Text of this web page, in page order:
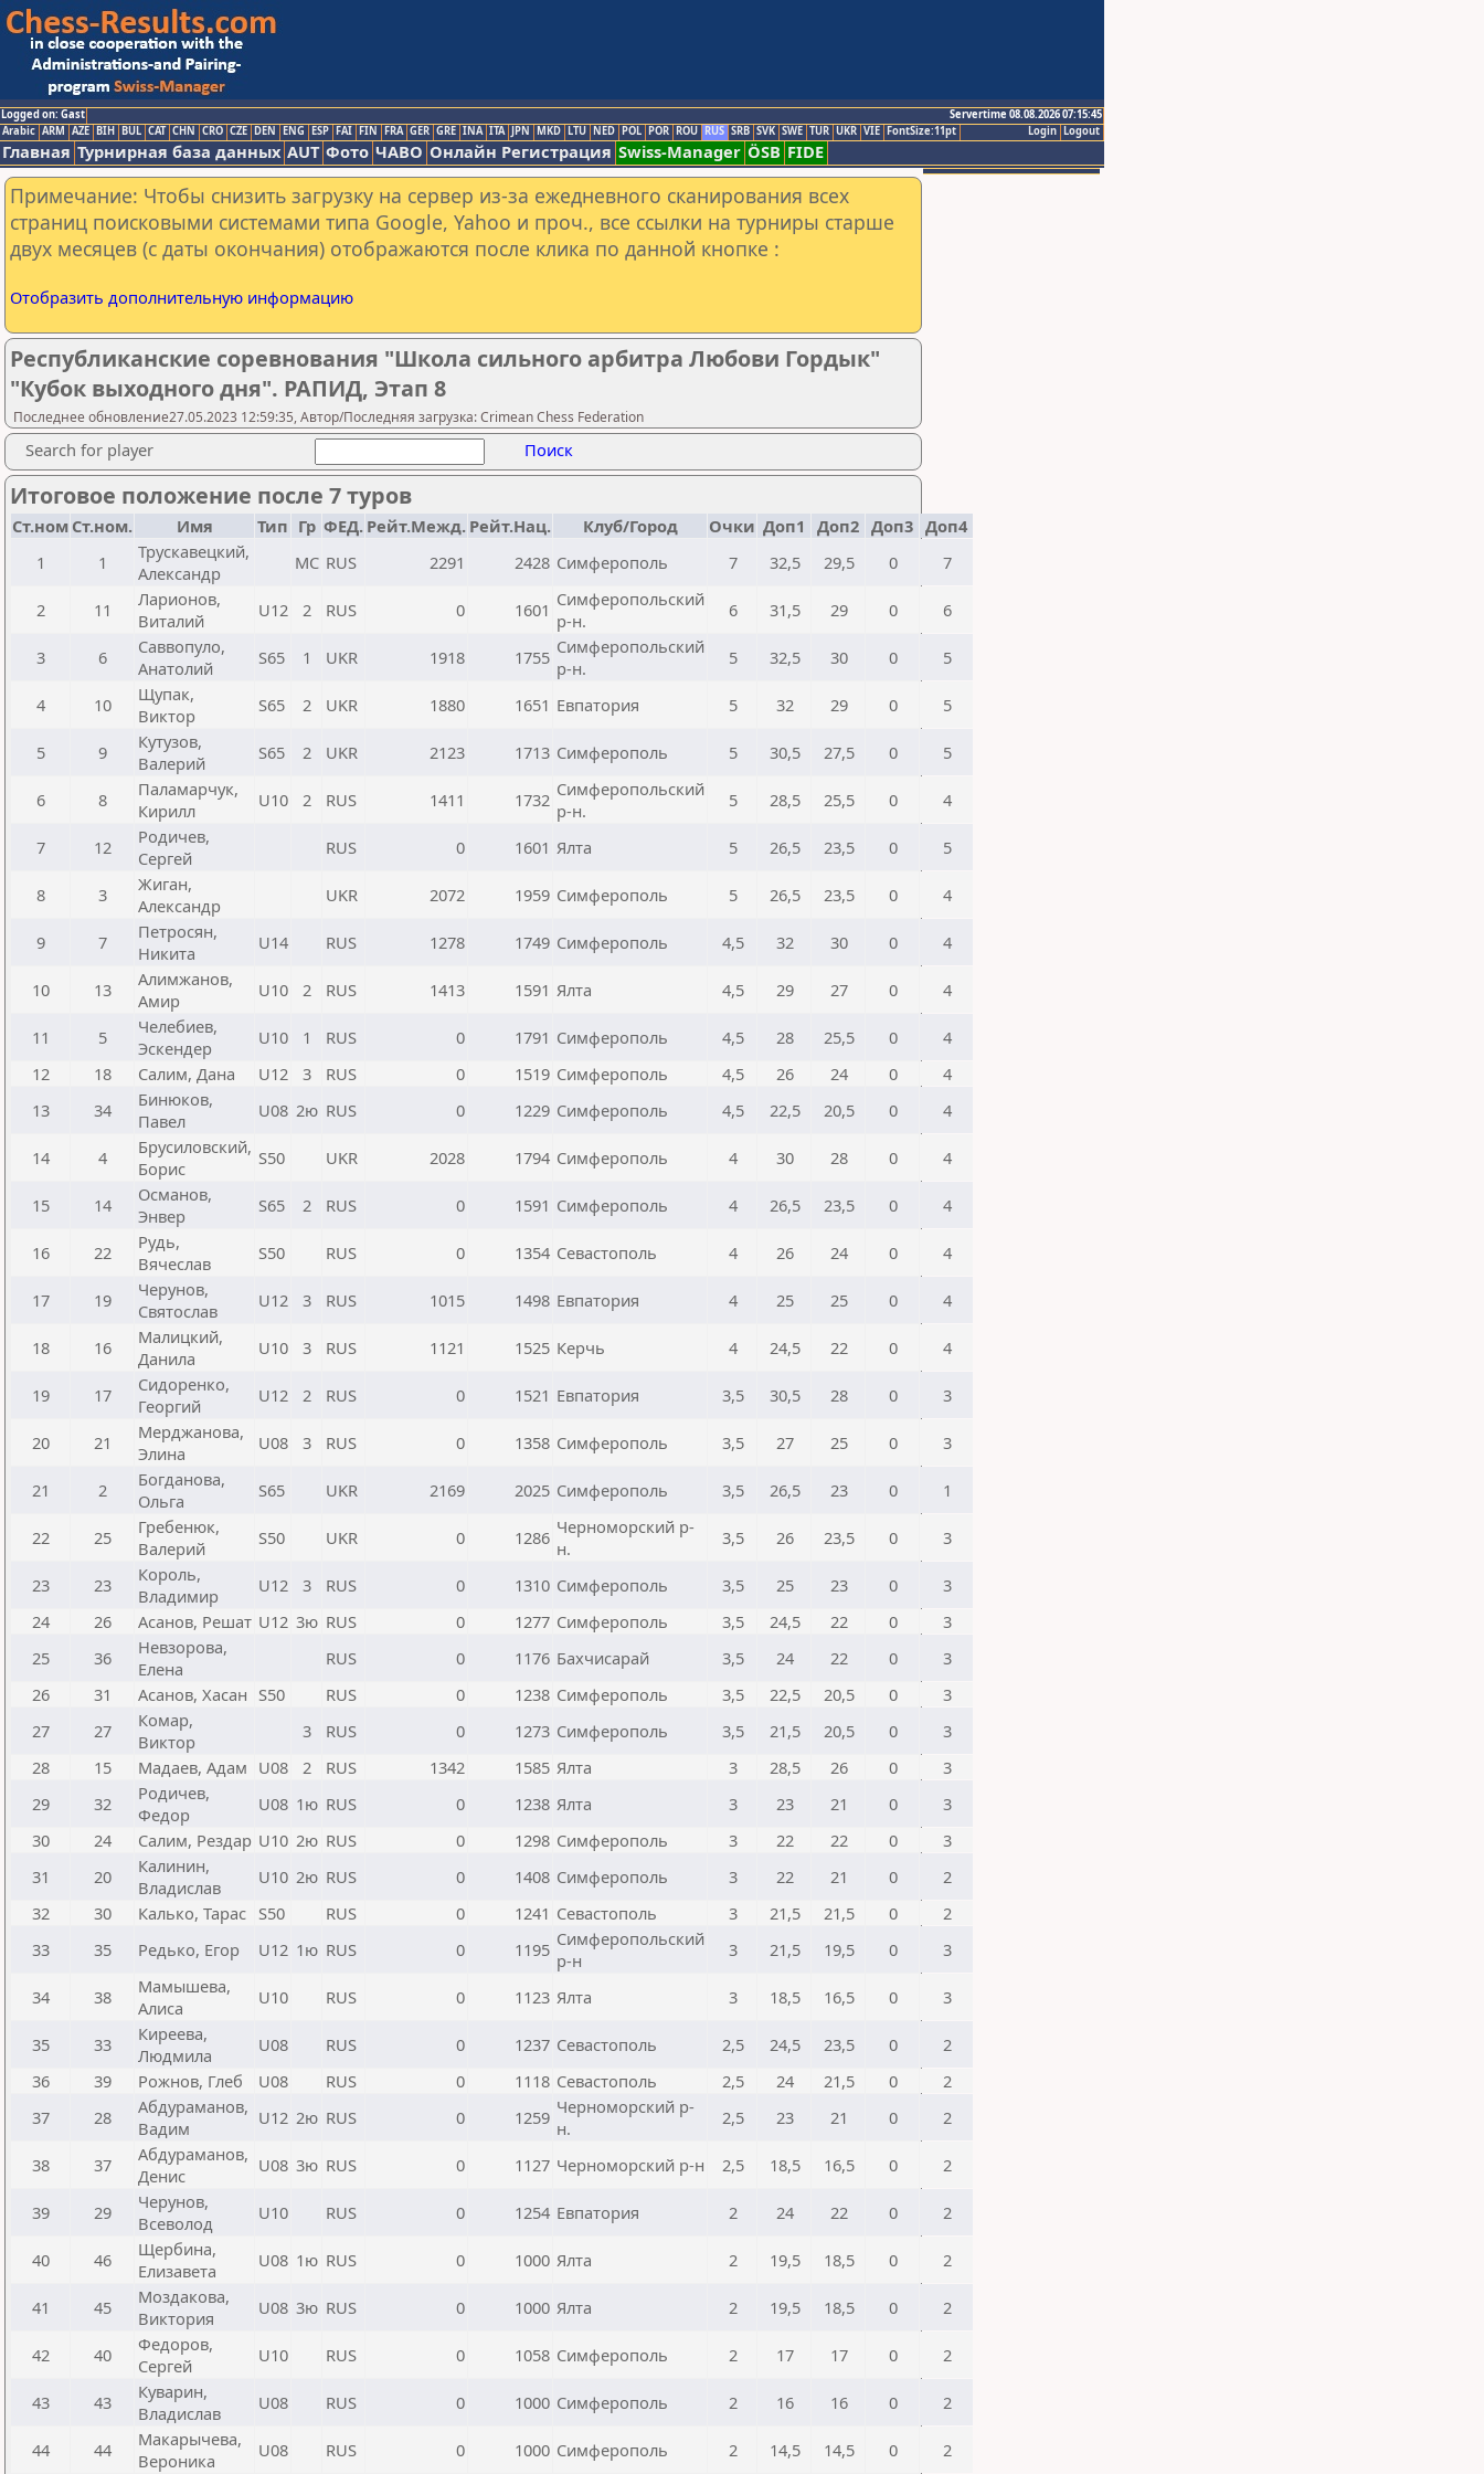
Logged on: Gast
Servertime 08.08.2026 07:15:45
Logout
Login
Arabic ARM AZE BIH BUL CAT CHN CRO CZE DEN ENG ESP FAI FIN FRA GER GRE INA ITA JPN MKD LTU NED POL POR ROU RUS SRB SVK SWE TUR UKR VIE FontSize:11pt
Главная Турнирная база данных AUT Фото ЧАВО Онлайн Регистрация Swiss-Manager ÖSB FIDE
Примечание: Чтобы снизить загрузку на сервер из-за ежедневного сканирования всех
страниц поисковыми системами типа Google, Yahoo и проч., все ссылки на турниры старше
двух месяцев (с даты окончания) отображаются после клика по данной кнопке :
Отобразить дополнительную информацию
Республиканские соревнования "Школа сильного арбитра Любови Гордык"
"Кубок выходного дня". РАПИД, Этап 8
Последнее обновление27.05.2023 12:59:35, Автор/Последняя загрузка: Crimean Chess Federation
Search for player Поиск
Итоговое положение после 7 туров
Ст.ном Ст.ном. Имя Тип Гр ФЕД. Рейт.Межд. Рейт.Нац. Клуб/Город Очки Доп1 Доп2 Доп3 Доп4
1
1
Трускавецкий,
Александр
МС RUS 2291 2428 Симферополь 7 32,5 29,5 0 7
2 11
Ларионов,
Виталий
U12 2 RUS 0 1601 Симферопольский
р-н.
6 31,5 29 0 6
3 6
Саввопуло,
Анатолий
S65 1 UKR 1918 1755 Симферопольский
р-н.
5 32,5 30 0 5
4 10
Щупак,
Виктор
S65 2 UKR 1880 1651 Евпатория 5 32 29 0 5
5 9
Кутузов,
Валерий
S65 2 UKR 2123 1713 Симферополь 5 30,5 27,5 0 5
6 8
Паламарчук,
Кирилл
U10 2 RUS 1411 1732 Симферопольский
р-н.
5 28,5 25,5 0 4
7 12
Родичев,
Сергей
RUS 0 1601 Ялта 5 26,5 23,5 0 5
8 3
Жиган,
Александр
UKR 2072 1959 Симферополь 5 26,5 23,5 0 4
9 7
Петросян,
Никита
U14 RUS 1278 1749 Симферополь 4,5 32 30 0 4
10 13
Алимжанов,
Амир
U10 2 RUS 1413 1591 Ялта 4,5 29 27 0 4
11 5
Челебиев,
Эскендер
U10 1 RUS 0 1791 Симферополь 4,5 28 25,5 0
4
12
18 Салим, Дана U12 3 RUS 0 1519 Симферополь 4,5 26 24 0
4
13
34
Бинюков,
Павел
U08 2ю RUS 0 1229 Симферополь 4,5 22,5 20,5 0 4
14 4
Брусиловский,
Борис
S50 UKR 2028 1794 Симферополь 4 30 28 0 4
15 14
Османов,
Энвер
S65 2 RUS 0 1591 Симферополь 4 26,5 23,5 0 4
16 22
Рудь,
Вячеслав
S50 RUS 0 1354 Севастополь 4 26 24 0 4
17 19
Черунов,
Святослав
U12 3 RUS 1015 1498 Евпатория 4 25 25 0 4
18 16
Малицкий,
Данила
U10 3 RUS 1121 1525 Керчь 4 24,5 22 0 4
19 17
Сидоренко,
Георгий
U12 2 RUS 0 1521 Евпатория 3,5 30,5 28 0 3
20 21
Мерджанова,
Элина
U08 3 RUS 0 1358 Симферополь 3,5 27 25 0 3
21 2
Богданова,
Ольга
S65 UKR 2169 2025 Симферополь 3,5 26,5 23 0 1
22 25
Гребенюк,
Валерий
S50 UKR 0 1286 Черноморский р-
н.
3,5 26 23,5 0 3
23 23
Король,
Владимир
U12 3 RUS 0 1310 Симферополь 3,5 25 23 0
3
24
26 Асанов, Решат U12 3ю RUS 0 1277 Симферополь 3,5 24,5 22 0
3
25
36
Невзорова,
Елена
RUS 0 1176 Бахчисарай 3,5 24 22 0
3
26
31 Асанов, Хасан S50 RUS 0 1238 Симферополь 3,5 22,5 20,5 0
3
27
27
Комар,
Виктор
3 RUS 0 1273 Симферополь 3,5 21,5 20,5 0
3
28
15 Мадаев, Адам U08 2 RUS 1342 1585 Ялта 3 28,5 26 0
3
29
32
Родичев,
Федор
U08 1ю RUS 0 1238 Ялта 3 23 21 0
3
30
24 Салим, Рездар U10 2ю RUS 0 1298 Симферополь 3 22 22 0
3
31
20
Калинин,
Владислав
U10 2ю RUS 0 1408 Симферополь 3 22 21 0
2
32
30 Калько, Тарас S50 RUS 0 1241 Севастополь 3 21,5 21,5 0
2
33
35 Редько, Егор U12 1ю RUS 0 1195 Симферопольский
р-н
3 21,5 19,5 0 3
34 38
Мамышева,
Алиса
U10 RUS 0 1123 Ялта 3 18,5 16,5 0 3
35 33
Киреева,
Людмила
U08 RUS 0 1237 Севастополь 2,5 24,5 23,5 0
2
36
39 Рожнов, Глеб U08 RUS 0 1118 Севастополь 2,5 24 21,5 0
2
37
28
Абдураманов,
Вадим
U12 2ю RUS 0 1259 Черноморский р-
н.
2,5 23 21 0 2
38 37
Абдураманов,
Денис
U08 3ю RUS 0 1127 Черноморский р-н 2,5 18,5 16,5 0 2
39 29
Черунов,
Всеволод
U10 RUS 0 1254 Евпатория 2 24 22 0 2
40 46
Щербина,
Елизавета
U08 1ю RUS 0 1000 Ялта 2 19,5 18,5 0 2
41 45
Моздакова,
Виктория
U08 3ю RUS 0 1000 Ялта 2 19,5 18,5 0 2
42 40
Федоров,
Сергей
U10 RUS 0 1058 Симферополь 2 17 17 0 2
43 43
Куварин,
Владислав
U08 RUS 0 1000 Симферополь 2 16 16 0 2
44 44
Макарычева,
Вероника
U08 RUS 0 1000 Симферополь 2 14,5 14,5 0 2